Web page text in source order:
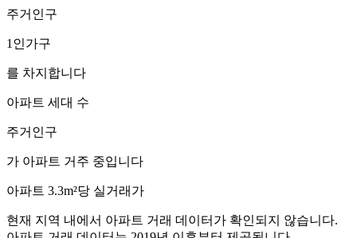
주거인구
1인가구
를 차지합니다
아파트 세대 수
주거인구
가 아파트 거주 중입니다
아파트 3.3m²당 실거래가
현재 지역 내에서 아파트 거래 데이터가 확인되지 않습니다.